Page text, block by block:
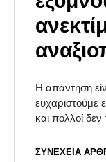
Η απάντηση
ευχαριστούμε
και πολλοί
ΣΥΝΕΧΕΙΑ